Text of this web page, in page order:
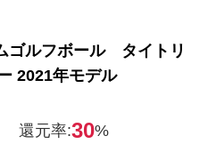
ゴルフボール タイトリ
2021年モデル
還元率:30%